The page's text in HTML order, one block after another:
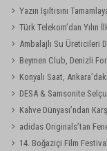
Yazın Işıltısını
Türk Telekom’dan Yılın
Ambalajlı Su Üreticileri
Beymen Club, Denizli
Konyalı Saat,
DESA & Samsonite
Kahve Dünyası’ndan
adidas Originals’tan
14. Boğaziçi Film